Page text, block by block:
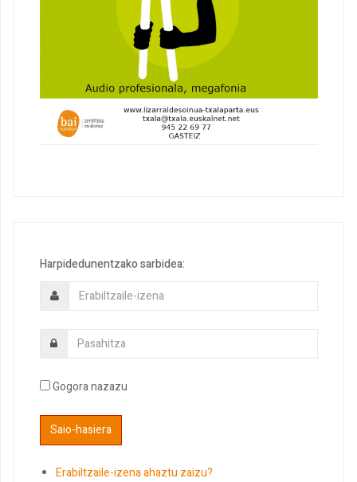
Harpidedunentzako sarbidea:
Gogora nazazu
Erabiltzaile-izena ahaztu zaizu?